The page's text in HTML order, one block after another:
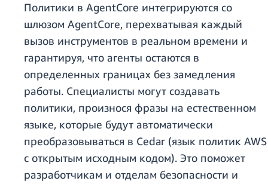
Политики в AgentCore интегрируются со
шлюзом AgentCore, перехватывая каждый
вызов инструментов в реальном времени и
гарантируя, что агенты остаются в
определенных границах без замедления
работы. Специалисты могут создавать
политики, произнося фразы на естественном
языке, которые будут автоматически
преобразовываться в Cedar (язык политик AWS
с открытым исходным кодом). Это поможет
разработчикам и отделам безопасности и